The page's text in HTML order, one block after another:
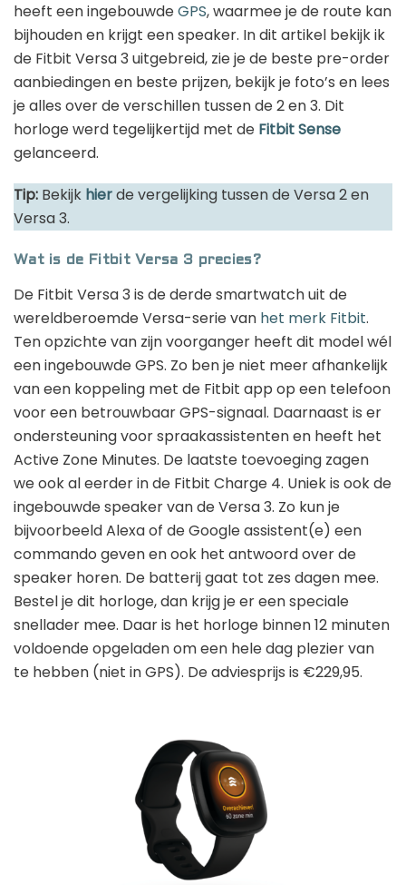
heeft een ingebouwdeGPS, waarmee je de route kan
bijhouden en krijgt een speaker. In dit artikel bekijk ik
de Fitbit Versa 3 uitgebreid, zie je de beste pre-order
aanbiedingen en beste prijzen, bekijk je foto’s en lees
je alles over de verschillen tussen de 2 en 3. Dit
horloge werd tegelijkertijd met de Fitbit Sense
gelanceerd.
Tip: Bekijk hierde vergelijking tussen de Versa 2 en
Versa 3.
Wat is de Fitbit Versa 3 precies?
De Fitbit Versa 3 is de derde smartwatch uit de
wereldberoemde Versa-serie van het merk Fitbit.
Ten opzichte van zijn voorganger heeft dit model wél
een ingebouwde GPS. Zo ben je niet meer afhankelijk
van een koppeling met de Fitbit app op een telefoon
voor een betrouwbaar GPS-signaal. Daarnaast is er
ondersteuning voor spraakassistenten en heeft het
Active Zone Minutes. De laatste toevoeging zagen
we ook al eerder in de Fitbit Charge 4. Uniek is ook de
ingebouwde speaker van de Versa 3. Zo kun je
bijvoorbeeld Alexa of de Google assistent(e) een
commando geven en ook het antwoord over de
speaker horen. De batterij gaat tot zes dagen mee.
Bestel je dit horloge, dan krijg je er een speciale
snellader mee. Daar is het horloge binnen 12 minuten
voldoende opgeladen om een hele dag plezier van
te hebben (niet in GPS). De adviesprijs is €229,95.
Smartwatch casino’s en gok apps: alles
wat je moet weten